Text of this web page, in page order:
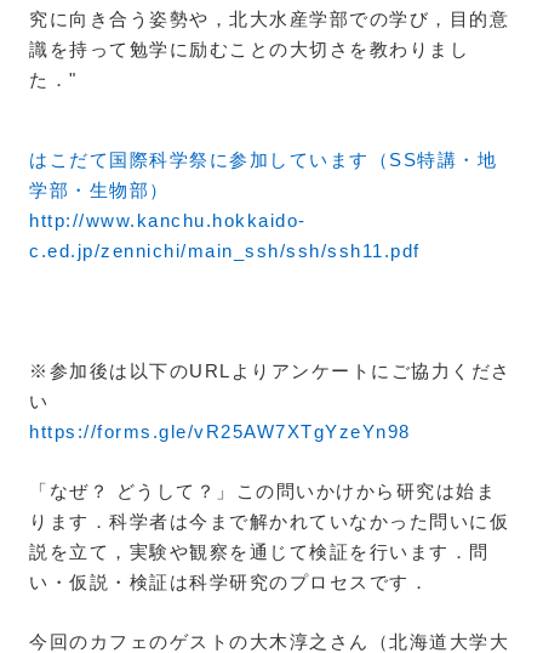
究に向き合う姿勢や，北大水産学部での学び，目的意
識を持って勉学に励むことの大切さを教わりまし
た．"
はこだて国際科学祭に参加しています（SS特講・地
学部・生物部）
http://www.kanchu.hokkaido-
c.ed.jp/zennichi/main_ssh/ssh/ssh11.pdf
※参加後は以下のURLよりアンケートにご協力くださ
い
https://forms.gle/vR25AW7XTgYzeYn98
「なぜ？ どうして？」この問いかけから研究は始ま
ります．科学者は今まで解かれていなかった問いに仮
説を立て，実験や観察を通じて検証を行います．問
い・仮説・検証は科学研究のプロセスです．
今回のカフェのゲストの大木淳之さん（北海道大学大